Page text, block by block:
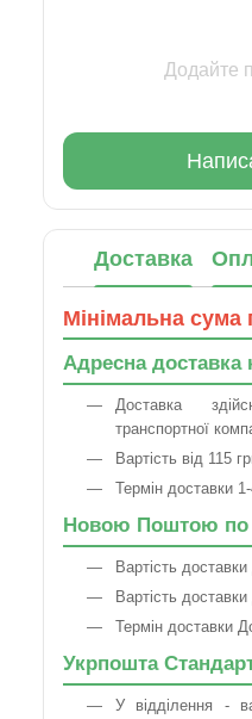
Додайте
Доставка
Мінімальна сума
Адресна
Доставка
транспортної
Вартість від 115
Термін доставки
Новою Поштою по
Вартість
Вартість
Термін доставки
Укрпошта
У відділення -